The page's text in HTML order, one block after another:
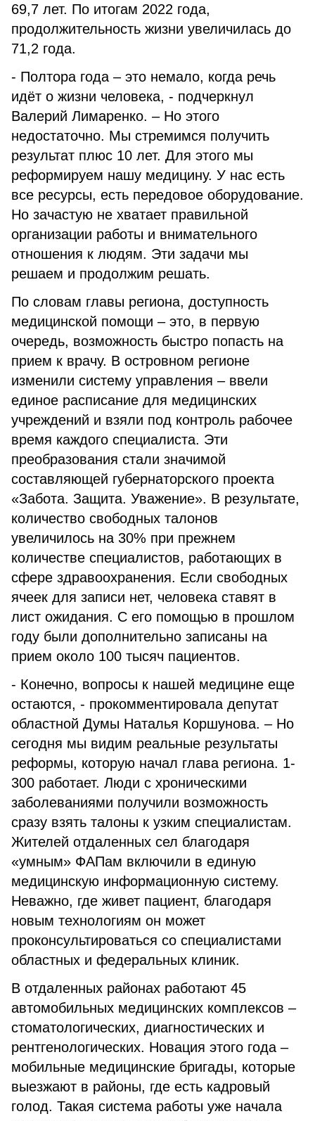
69,7 лет. По итогам 2022 года,
продолжительность жизни увеличилась до
71,2 года.
- Полтора года – это немало, когда речь
идёт о жизни человека, - подчеркнул
Валерий Лимаренко. – Но этого
недостаточно. Мы стремимся получить
результат плюс 10 лет. Для этого мы
реформируем нашу медицину. У нас есть
все ресурсы, есть передовое оборудование.
Но зачастую не хватает правильной
организации работы и внимательного
отношения к людям. Эти задачи мы
решаем и продолжим решать.
По словам главы региона, доступность
медицинской помощи – это, в первую
очередь, возможность быстро попасть на
прием к врачу. В островном регионе
изменили систему управления – ввели
единое расписание для медицинских
учреждений и взяли под контроль рабочее
время каждого специалиста. Эти
преобразования стали значимой
составляющей губернаторского проекта
«Забота. Защита. Уважение». В результате,
количество свободных талонов
увеличилось на 30% при прежнем
количестве специалистов, работающих в
сфере здравоохранения. Если свободных
ячеек для записи нет, человека ставят в
лист ожидания. С его помощью в прошлом
году были дополнительно записаны на
прием около 100 тысяч пациентов.
- Конечно, вопросы к нашей медицине еще
остаются, - прокомментировала депутат
областной Думы Наталья Коршунова. – Но
сегодня мы видим реальные результаты
реформы, которую начал глава региона. 1-
300 работает. Люди с хроническими
заболеваниями получили возможность
сразу взять талоны к узким специалистам.
Жителей отдаленных сел благодаря
«умным» ФАПам включили в единую
медицинскую информационную систему.
Неважно, где живет пациент, благодаря
новым технологиям он может
проконсультироваться со специалистами
областных и федеральных клиник.
В отдаленных районах работают 45
автомобильных медицинских комплексов –
стоматологических, диагностических и
рентгенологических. Новация этого года –
мобильные медицинские бригады, которые
выезжают в районы, где есть кадровый
голод. Такая система работы уже начала